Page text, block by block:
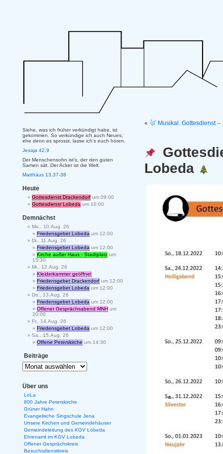
« Musikal. Gottesdienst
Lobeda
Siehe, was ich früher verkündigt habe, ist
gekommen. So verkündige ich auch Neues;
ehe denn es sprosst, lasse ich’s euch hören.
Jesaja 42,9
Der Menschensohn ist’s, der den guten
Samen sät. Der Acker ist die Welt.
Matthäus 13,37-38
Heute
Gottesdienst Drackendorf um 09:00
Gottesdienst Lobeda um 10:00
Demnächst
Mo., 10.Aug. 26
Friedensgebet Lobeda um 12:00
Di., 11.Aug. 26
Friedensgebet Lobeda um 12:00
Kirche außer Haus - Stadtplatz um
15:30
Mi., 12.Aug. 26
Kleiderkammer geöffnet
Friedensgebet Drackendorf um 12:00
Friedensgebet Lobeda um 12:00
Do., 13.Aug. 26
Friedensgebet Lobeda um 12:00
Offener Gesprächsabend MNH um
20:00
Fr., 14.Aug. 26
Friedensgebet Lobeda um 12:00
Sa., 15.Aug. 26
Offene Peterskirche um 14:30
Beiträge
Über uns
LoLa
800 Jahre Peterskirche
Grüner Hahn
Evangelische Singschule Jena
Unsere Kirchen und Gemeindehäuser
Gemeindeleitung des KGV Lobeda
Ehrenamt im KGV Lobeda
Offener Gesprächskreis
Besuchsdienstkreis